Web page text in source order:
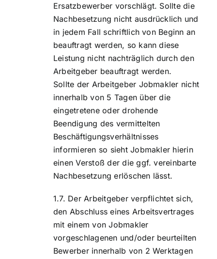
Ersatzbewerber vorschlägt. Sollte die
Nachbesetzung nicht ausdrücklich und
in jedem Fall schriftlich von Beginn an
beauftragt werden, so kann diese
Leistung nicht nachträglich durch den
Arbeitgeber beauftragt werden.
Sollte der Arbeitgeber Jobmakler nicht
innerhalb von 5 Tagen über die
eingetretene oder drohende
Beendigung des vermittelten
Beschäftigungsverhältnisses
informieren so sieht Jobmakler hierin
einen Verstoß der die ggf. vereinbarte
Nachbesetzung erlöschen lässt.
Der Arbeitgeber verpflichtet sich,
den Abschluss eines Arbeitsvertrages
mit einem von Jobmakler
vorgeschlagenen und/oder beurteilten
Bewerber innerhalb von 2 Werktagen